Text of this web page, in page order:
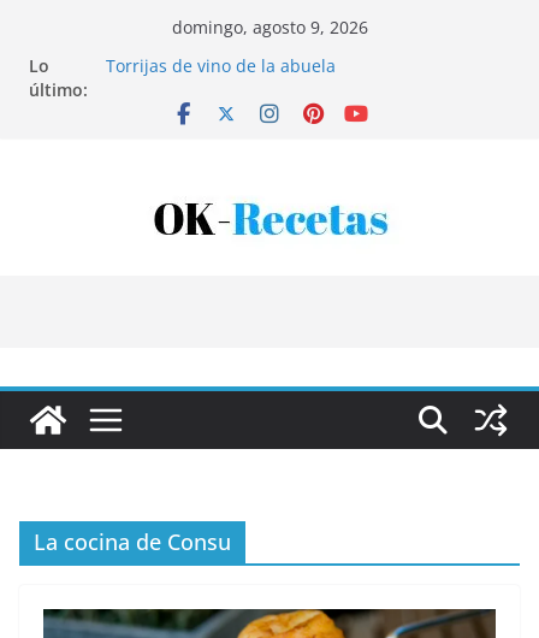
contenido
domingo, agosto 9, 2026
Lo
último:
Torrijas de vino de la abuela
Bandeja de pescaíto frito
La cocina de Consu